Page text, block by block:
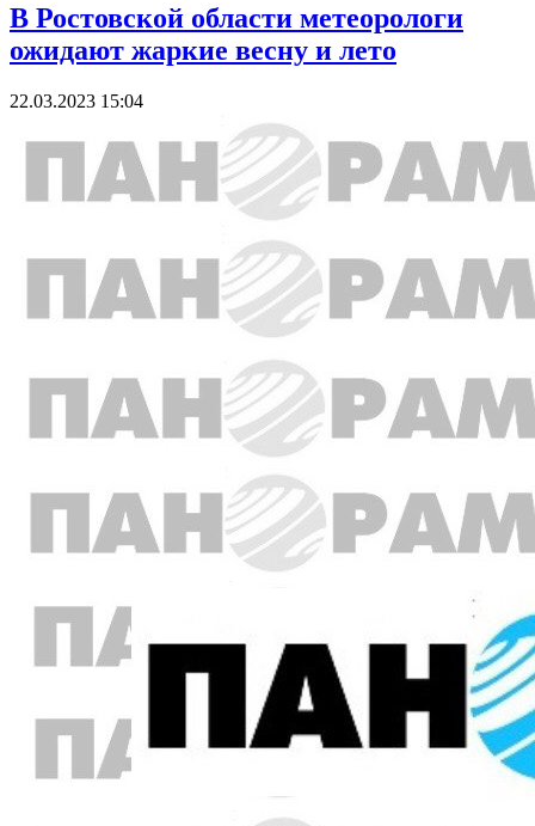
В Ростовской области метеорологи
ожидают жаркие весну и лето
22.03.2023 15:04